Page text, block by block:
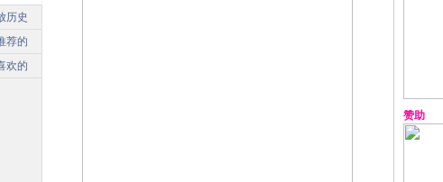
历史
荐的
欢的
赞助